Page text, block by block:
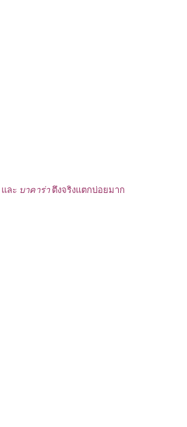
และ บาคาร่าตึงจริงแตกบ่อยมาก